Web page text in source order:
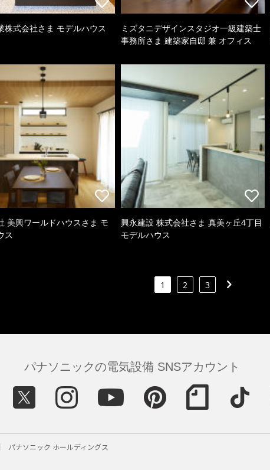
株式会社さま モデルハウス
ミズタニデザインスタジオ一級建築士
事務所さま 建築家自邸 兼 オフィス
美興ワールドハウスさま モ
ス
興永建設 株式会社さま 真美ヶ丘4丁目
モデルハウス
1 2 3
パナソニックの電気設備 SNSアカウント
パナソニック ホールディングス